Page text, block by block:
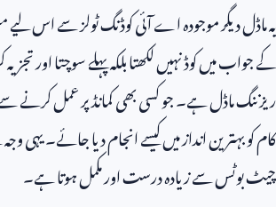
یہ ماڈل دیگر موجودہ اے آئی کوڈنگ ٹولز سے اس لیے
کے جواب میں کوڈ نہیں لکھتا بلکہ پہلے سوچتا اور
ریزننگ ماڈل ہے۔ جو کسی بھی کمانڈ پر عمل کرنے سے
کام کو بہترین انداز میں کیسے انجام دیا جائے۔ یہی
چیٹ بوٹس سے زیادہ درست اور مکمل ہوتا ہے۔